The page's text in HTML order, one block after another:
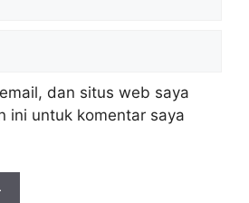
dan situs web saya
ini untuk komentar saya